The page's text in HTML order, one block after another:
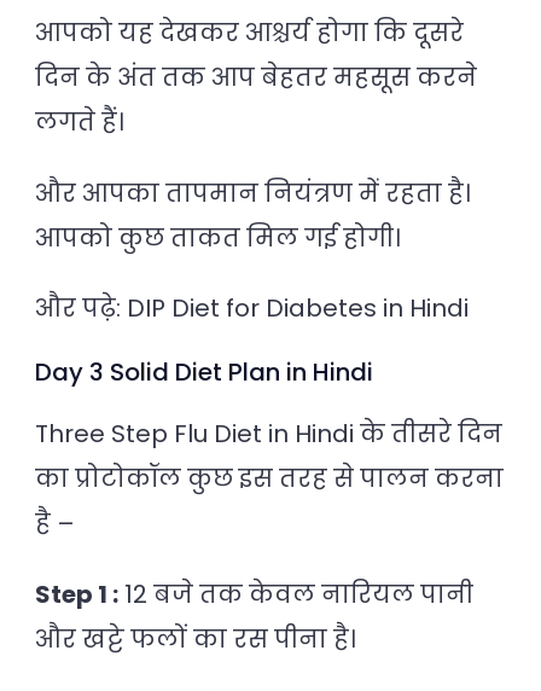
आपको यह देखकर आश्चर्य होगा कि दूसरे
दिन के अंत तक आप बेहतर महसूस करने
लगते हैं।
और आपका तापमान नियंत्रण में रहता है।
आपको कुछ ताकत मिल गई होगी।
और पढ़े: DIP Diet for Diabetes in Hindi
Day 3 Solid Diet Plan in Hindi
Three Step Flu Diet in Hindi के तीसरे दिन
का प्रोटोकॉल कुछ इस तरह से पालन करना
है –
Step 1 : 12 बजे तक केवल नारियल पानी
और खट्टे फलों का रस पीना है।